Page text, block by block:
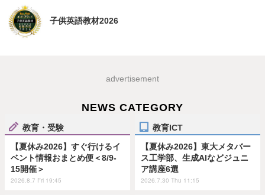
子供英語教材2026
advertisement
NEWS CATEGORY
教育・受験
【夏休み2026】すぐ行けるイ
ベント情報おまとめ便＜8/9-
15開催＞
2026.8.7 Fri 19:45
教育ICT
【夏休み2026】東大メタバー
ス工学部、生成AIなどジュニ
ア講座6選
2026.7.30 Thu 11:15